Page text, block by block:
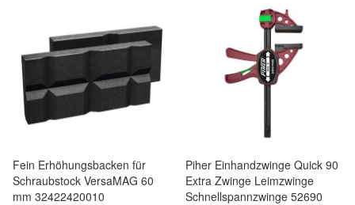
Fein Erhöhungsbacken für
Schraubstock VersaMAG 60
mm 32422420010
Piher Einhandzwinge Quick 90
Extra Zwinge Leimzwinge
Schnellspannzwinge 52690